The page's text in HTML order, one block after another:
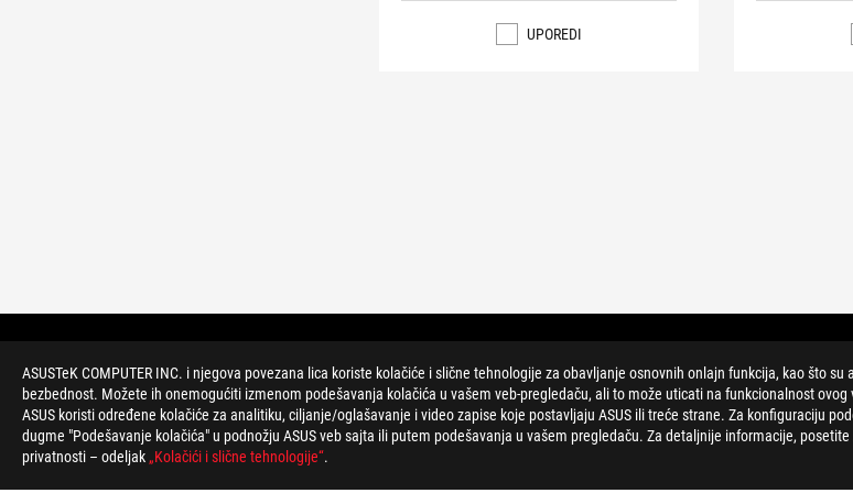
ASUSTeK COMPUTER INC. i njegova povezana lica koriste kolačiće i slične tehnologije za obavljanje osnovnih onlajn funkcija, kao što su
bezbednost. Možete ih onemogućiti izmenom podešavanja kolačića u vašem veb-pregledaču, ali to može uticati na funkcionalnost ovog
ASUS koristi određene kolačiće za analitiku, ciljanje/oglašavanje i video zapise koje postavljaju ASUS ili treće strane. Za konfiguraciju
dugme "Podešavanje kolačića" u podnožju ASUS veb sajta ili putem podešavanja u vašem pregledaču. Za detaljnije informacije, posetite
privatnosti – odeljak „Kolačići i slične tehnologije“.
UPOREDI
podnožje
> GEJMING NAPAJANJA NAPAJANJA FILTER
PODRŽANI NAČINI PLAĆANJA